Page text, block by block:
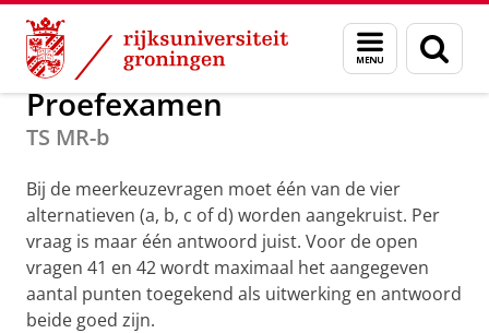
Skip
Content
Skip
Navigation
Menu
en
zoeken
Onderwijs Stralingsbescherming
Proefexamen
TS MR-b
Bij de meerkeuzevragen moet één van de vier
alternatieven (a, b, c of d) worden aangekruist. Per
vraag is maar één antwoord juist. Voor de open
vragen 41 en 42 wordt maximaal het aangegeven
aantal punten toegekend als uitwerking en antwoord
beide goed zijn.